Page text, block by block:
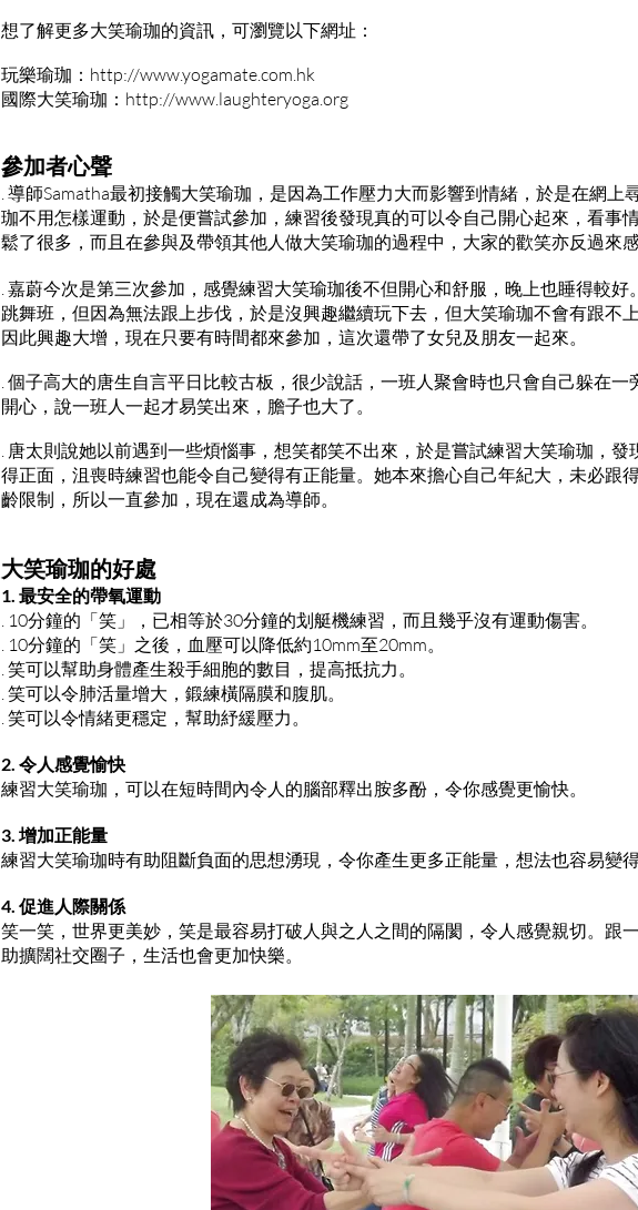
想了解更多大笑瑜珈的資訊，可瀏覽以下網址：
玩樂瑜珈： http://www.yogamate.com.hk
國際大笑瑜珈：http://www.laughteryoga.org
參加者心聲
. 導師Samatha最初接觸大笑瑜珈，是因為工作壓力大而影響到情緒，於是在網上
珈不用怎樣運動，於是便嘗試參加，練習後發現真的可以令自己開心起來，看事
鬆了很多，而且在參與及帶領其他人做大笑瑜珈的過程中，大家的歡笑亦反過來
. 嘉蔚今次是第三次參加，感覺練習大笑瑜珈後不但開心和舒服，晚上也睡得較
跳舞班，但因為無法跟上步伐，於是沒興趣繼續玩下去，但大笑瑜珈不會有跟不
因此興趣大增，現在只要有時間都來參加，這次還帶了女兒及朋友一起來。
. 個子高大的唐生自言平日比較古板，很少說話，一班人聚會時也只會自己躲在
開心，說一班人一起才易笑出來，膽子也大了。
. 唐太則說她以前遇到一些煩惱事，想笑都笑不出來，於是嘗試練習大笑瑜珈，
得正面，沮喪時練習也能令自己變得有正能量。她本來擔心自己年紀大，未必跟
齡限制，所以一直參加，現在還成為導師。
大笑瑜珈的好處
1. 最安全的帶氧運動
. 10分鐘的「笑」，已相等於30分鐘的划艇機練習，而且幾乎沒有運動傷害。
. 10分鐘的「笑」之後，血壓可以降低約10mm至20mm。
. 笑可以幫助身體產生殺手細胞的數目，提高抵抗力。
. 笑可以令肺活量增大，鍛練橫隔膜和腹肌。
. 笑可以令情緒更穩定，幫助紓緩壓力。
2. 令人感覺愉快
練習大笑瑜珈，可以在短時間內令人的腦部釋出胺多酚，令你感覺更愉快。
3. 增加正能量
練習大笑瑜珈時有助阻斷負面的思想湧現，令你產生更多正能量，想法也容易變得
4. 促進人際關係
笑一笑，世界更美妙，笑是最容易打破人與之人之間的隔閡，令人感覺親切。跟
助擴闊社交圈子，生活也會更加快樂。